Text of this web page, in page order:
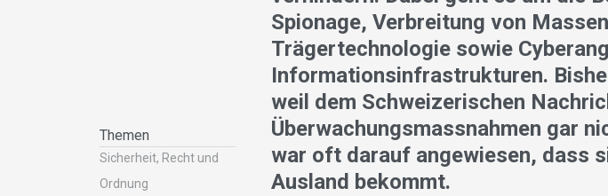
Themen
Sicherheit, Recht und
Ordnung
Spionage, Verbreitung von
Trägertechnologie sowie
Informationsinfrastrukturen.
weil dem Schweizerischen
Überwachungsmassnahmen gar
war oft darauf angewiesen, dass
Ausland bekommt.